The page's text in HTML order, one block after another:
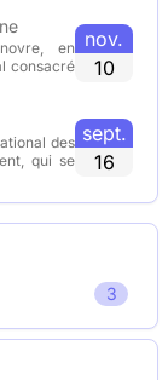
en
consacré
nov.
10
des
qui se
sept.
16
3